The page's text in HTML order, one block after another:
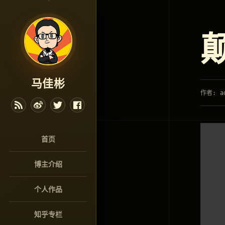
马佳彬
首页
博主介绍
个人作品
知乎专栏
作者: